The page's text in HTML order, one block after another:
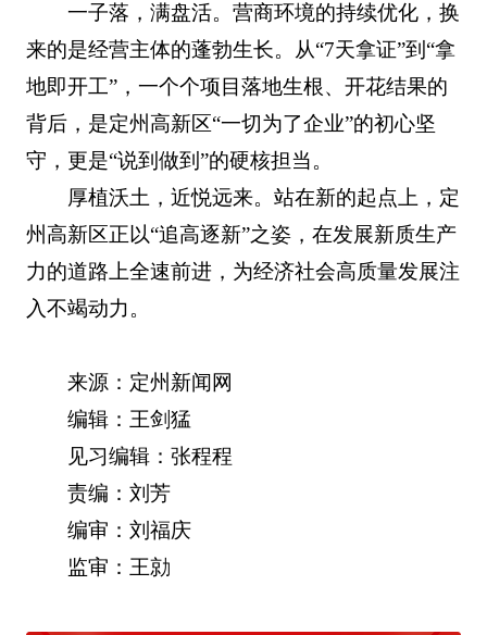
一子落，满盘活。营商环境的持续优化，换
来的是经营主体的蓬勃生长。从“7天拿证”到“拿
地即开工”，一个个项目落地生根、开花结果的
背后，是定州高新区“一切为了企业”的初心坚
守，更是“说到做到”的硬核担当。
厚植沃土，近悦远来。站在新的起点上，定
州高新区正以“追高逐新”之姿，在发展新质生产
力的道路上全速前进，为经济社会高质量发展注
入不竭动力。
来源：定州新闻网
编辑：王剑猛
见习编辑：张程程
责编：刘芳
编审：刘福庆
监审：王勍